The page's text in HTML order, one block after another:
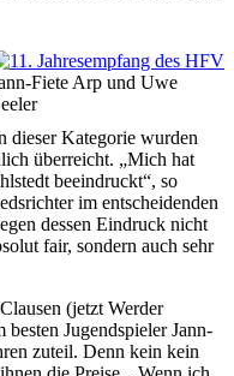
Fiete Arp und Uwe
dieser Kategorie wurden
überreicht. „Mich hat
beeindruckt“, so
im entscheidenden
dessen Eindruck nicht
fair, sondern auch sehr
(jetzt Werder
Jugendspieler Jann-
zuteil. Denn kein kein